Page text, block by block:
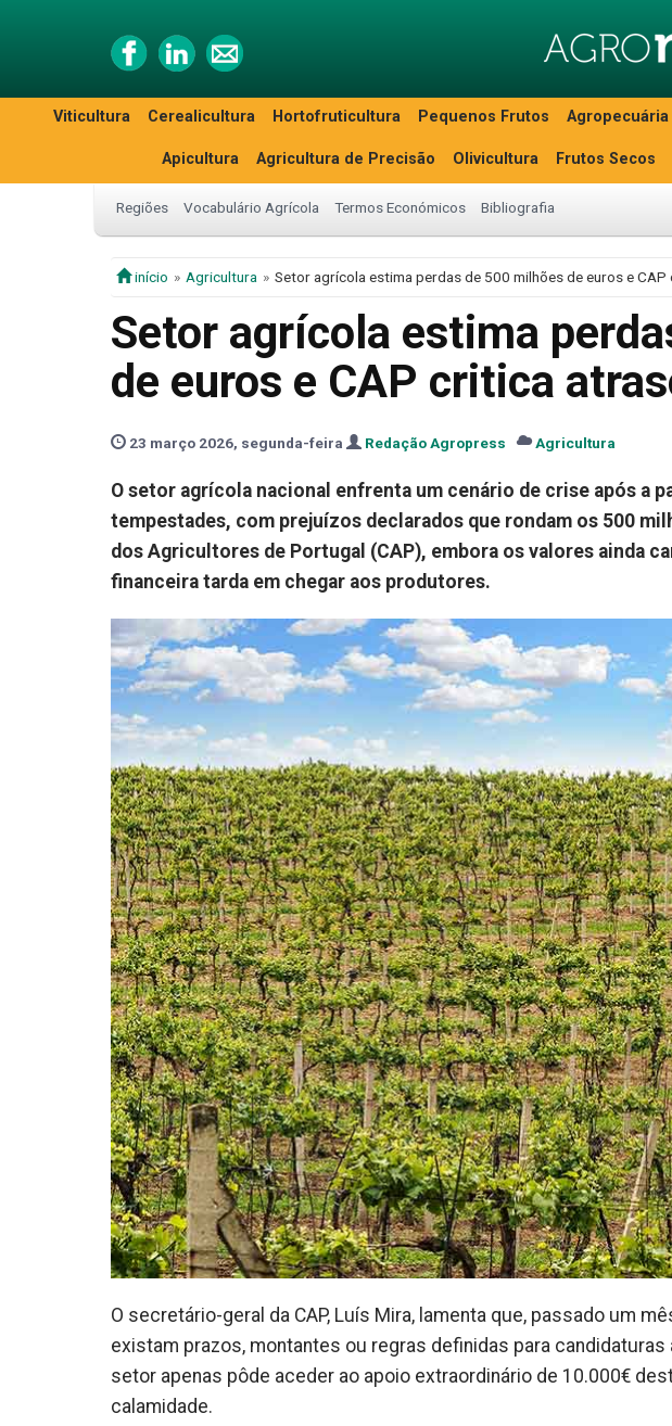
Viticultura Cerealicultura Hortofruticultura Pequenos Frutos Agropecuária
Apicultura Agricultura de Precisão Olivicultura Frutos Secos
Regiões Vocabulário Agrícola Termos Económicos Bibliografia
início Agricultura Setor agrícola estima perdas de 500 milhões de euros e
Setor agrícola estima
de euros e CAP critica
23 março 2026, segunda-feira Redação Agropress Agricultura
O setor agrícola nacional enfrenta um cenário de crise após a
tempestades, com prejuízos declarados que rondam os 500
dos Agricultores de Portugal (CAP), embora os valores ainda
financeira tarda em chegar aos produtores.
O secretário-geral da CAP, Luís Mira, lamenta que, passado um
existam prazos, montantes ou regras definidas para
setor apenas pôde aceder ao apoio extraordinário de 10.000€
calamidade.